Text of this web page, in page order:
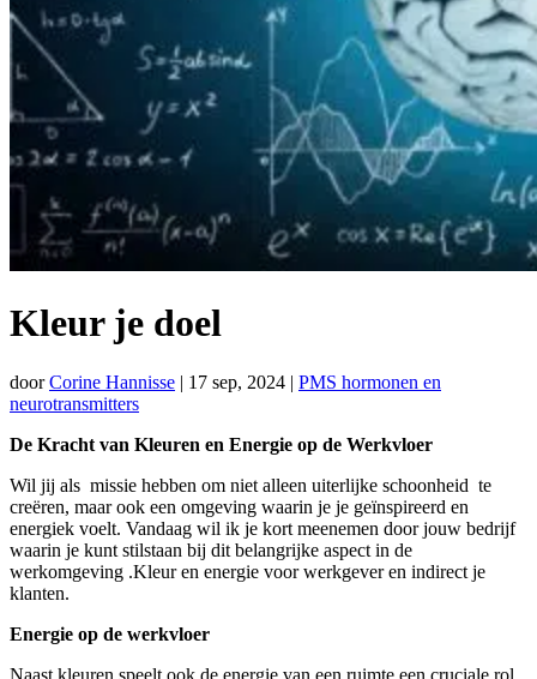
Kleur je doel
doorCorine Hannisse | 17 sep, 2024 | PMS hormonen en
neurotransmitters
De Kracht van Kleuren en Energie op de Werkvloer
Wil jij als missie hebben om niet alleen uiterlijke schoonheid te
creëren, maar ook een omgeving waarin je je geïnspireerd en
energiek voelt. Vandaag wil ik je kort meenemen door jouw bedrijf
waarin je kunt stilstaan bij dit belangrijke aspect in de
werkomgeving .Kleur en energie voor werkgever en indirect je
klanten.
Energie op de werkvloer
Naast kleuren speelt ook de energie van een ruimte een cruciale rol.